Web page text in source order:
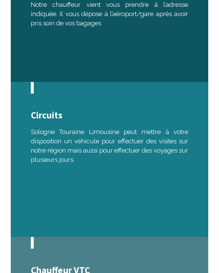
Notre chauffeur vient vous prendre à l’adresse
indiquée. Il vous dépose à l’aéroport/gare après avoir
pris soin de vos bagages
Circuits
Sologne Touraine Limousine peut mettre à votre
disposition un véhicule pour effectuer des visites sur
notre région mais aussi pour effectuer des voyages sur
plusieurs jours.
Chauffeur VTC